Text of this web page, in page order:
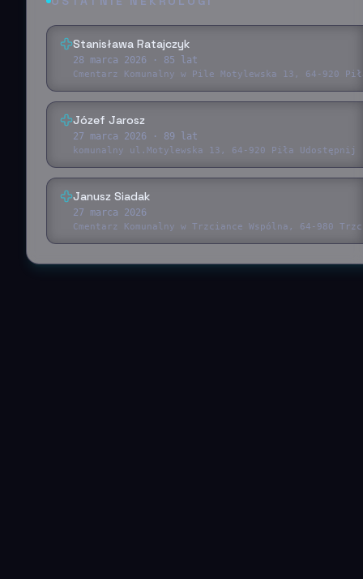
Stanisława Ratajczyk
28 marca 2026 · 85 lat
Cmentarz Komunalny w Pile Motylewska 13, 64-920
Józef Jarosz
27 marca 2026 · 89 lat
komunalny ul.Motylewska 13, 64-920 Piła
Janusz Siadak
27 marca 2026
Cmentarz Komunalny w Trzciance Wspólna, 64-980